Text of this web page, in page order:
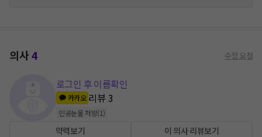
의사4 수정 요청
로그인 후 이름확인
카카오 리뷰3
인공눈물 처방(1)
약력보기 이 의사 리뷰보기